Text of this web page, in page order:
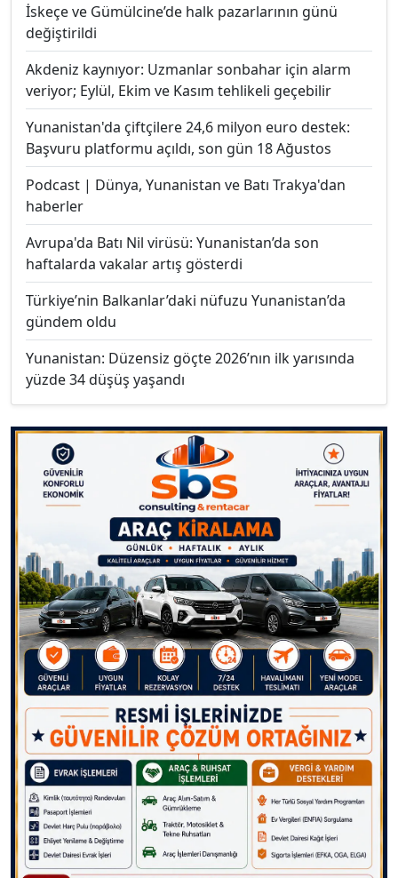
İskeçe ve Gümülcine’de halk pazarlarının günü
değiştirildi
Akdeniz kaynıyor: Uzmanlar sonbahar için alarm
veriyor; Eylül, Ekim ve Kasım tehlikeli geçebilir
Yunanistan'da çiftçilere 24,6 milyon euro destek:
Başvuru platformu açıldı, son gün 18 Ağustos
Podcast | Dünya, Yunanistan ve Batı Trakya'dan
haberler
Avrupa'da Batı Nil virüsü: Yunanistan’da son
haftalarda vakalar artış gösterdi
Türkiye’nin Balkanlar’daki nüfuzu Yunanistan’da
gündem oldu
Yunanistan: Düzensiz göçte 2026’nın ilk yarısında
yüzde 34 düşüş yaşandı